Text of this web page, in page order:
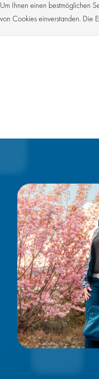
Um Ihnen einen bestmöglichen
von Cookies einverstanden. Die